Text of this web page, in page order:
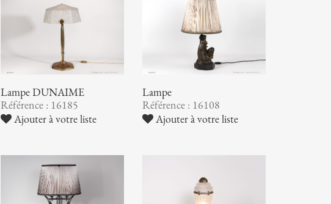
Lampe DUNAIME
Référence : 16185
Ajouter à votre liste
Lampe
Référence : 16108
Ajouter à votre liste